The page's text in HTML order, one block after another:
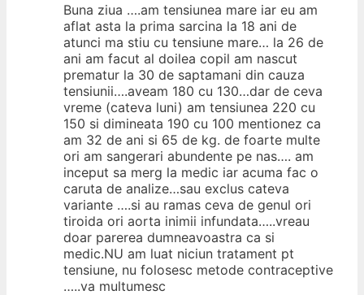
Buna ziua ….am tensiunea mare iar eu am
aflat asta la prima sarcina la 18 ani de
atunci ma stiu cu tensiune mare… la 26 de
ani am facut al doilea copil am nascut
prematur la 30 de saptamani din cauza
tensiunii….aveam 180 cu 130…dar de ceva
vreme (cateva luni) am tensiunea 220 cu
150 si dimineata 190 cu 100 mentionez ca
am 32 de ani si 65 de kg. de foarte multe
ori am sangerari abundente pe nas…. am
inceput sa merg la medic iar acuma fac o
caruta de analize…sau exclus cateva
variante ….si au ramas ceva de genul ori
tiroida ori aorta inimii infundata…..vreau
doar parerea dumneavoastra ca si
medic.NU am luat niciun tratament pt
tensiune, nu folosesc metode contraceptive
…..va multumesc